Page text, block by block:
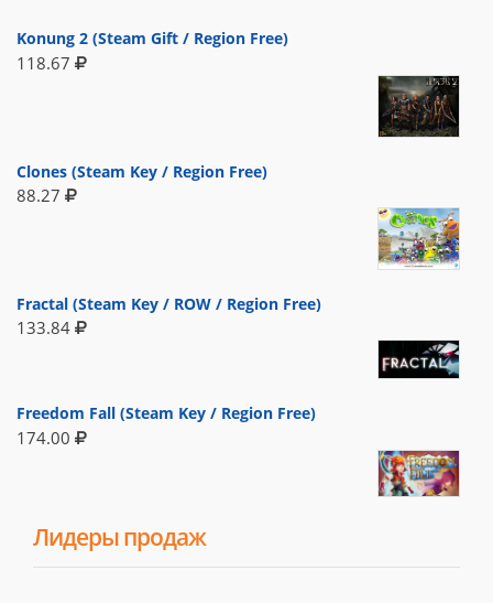
Konung 2 (Steam Gift / Region Free)
118.67
Clones (Steam Key / Region Free)
88.27
Fractal (Steam Key / ROW / Region Free)
133.84
Freedom Fall (Steam Key / Region Free)
174.00
Лидеры продаж